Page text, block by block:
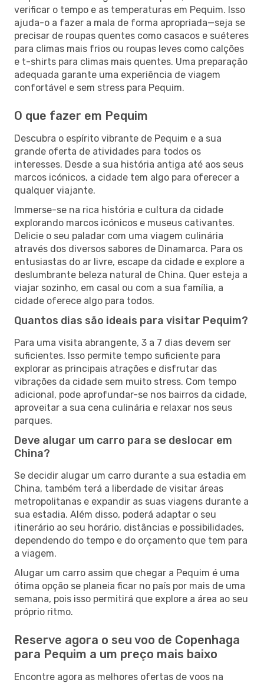
verificar o tempo e as temperaturas em Pequim. Isso
ajuda-o a fazer a mala de forma apropriada—seja se
precisar de roupas quentes como casacos e suéteres
para climas mais frios ou roupas leves como calções
e t-shirts para climas mais quentes. Uma preparação
adequada garante uma experiência de viagem
confortável e sem stress para Pequim.
O que fazer em Pequim
Descubra o espírito vibrante de Pequim e a sua
grande oferta de atividades para todos os
interesses. Desde a sua história antiga até aos seus
marcos icónicos, a cidade tem algo para oferecer a
qualquer viajante.
Immerse-se na rica história e cultura da cidade
explorando marcos icónicos e museus cativantes.
Delicie o seu paladar com uma viagem culinária
através dos diversos sabores de Dinamarca. Para os
entusiastas do ar livre, escape da cidade e explore a
deslumbrante beleza natural de China. Quer esteja a
viajar sozinho, em casal ou com a sua família, a
cidade oferece algo para todos.
Quantos dias são ideais para visitar Pequim?
Para uma visita abrangente, 3 a 7 dias devem ser
suficientes. Isso permite tempo suficiente para
explorar as principais atrações e disfrutar das
vibrações da cidade sem muito stress. Com tempo
adicional, pode aprofundar-se nos bairros da cidade,
aproveitar a sua cena culinária e relaxar nos seus
parques.
Deve alugar um carro para se deslocar em
China?
Se decidir alugar um carro durante a sua estadia em
China, também terá a liberdade de visitar áreas
metropolitanas e expandir as suas viagens durante a
sua estadia. Além disso, poderá adaptar o seu
itinerário ao seu horário, distâncias e possibilidades,
dependendo do tempo e do orçamento que tem para
a viagem.
Alugar um carro assim que chegar a Pequim é uma
ótima opção se planeia ficar no país por mais de uma
semana, pois isso permitirá que explore a área ao seu
próprio ritmo.
Reserve agora o seu voo de Copenhaga
para Pequim a um preço mais baixo
Encontre agora as melhores ofertas de voos na